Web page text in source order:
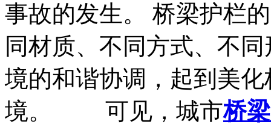
事故的发生。 桥梁护栏
同材质、不同方式、不
境的和谐协调，起到美
境。 可见，城市桥